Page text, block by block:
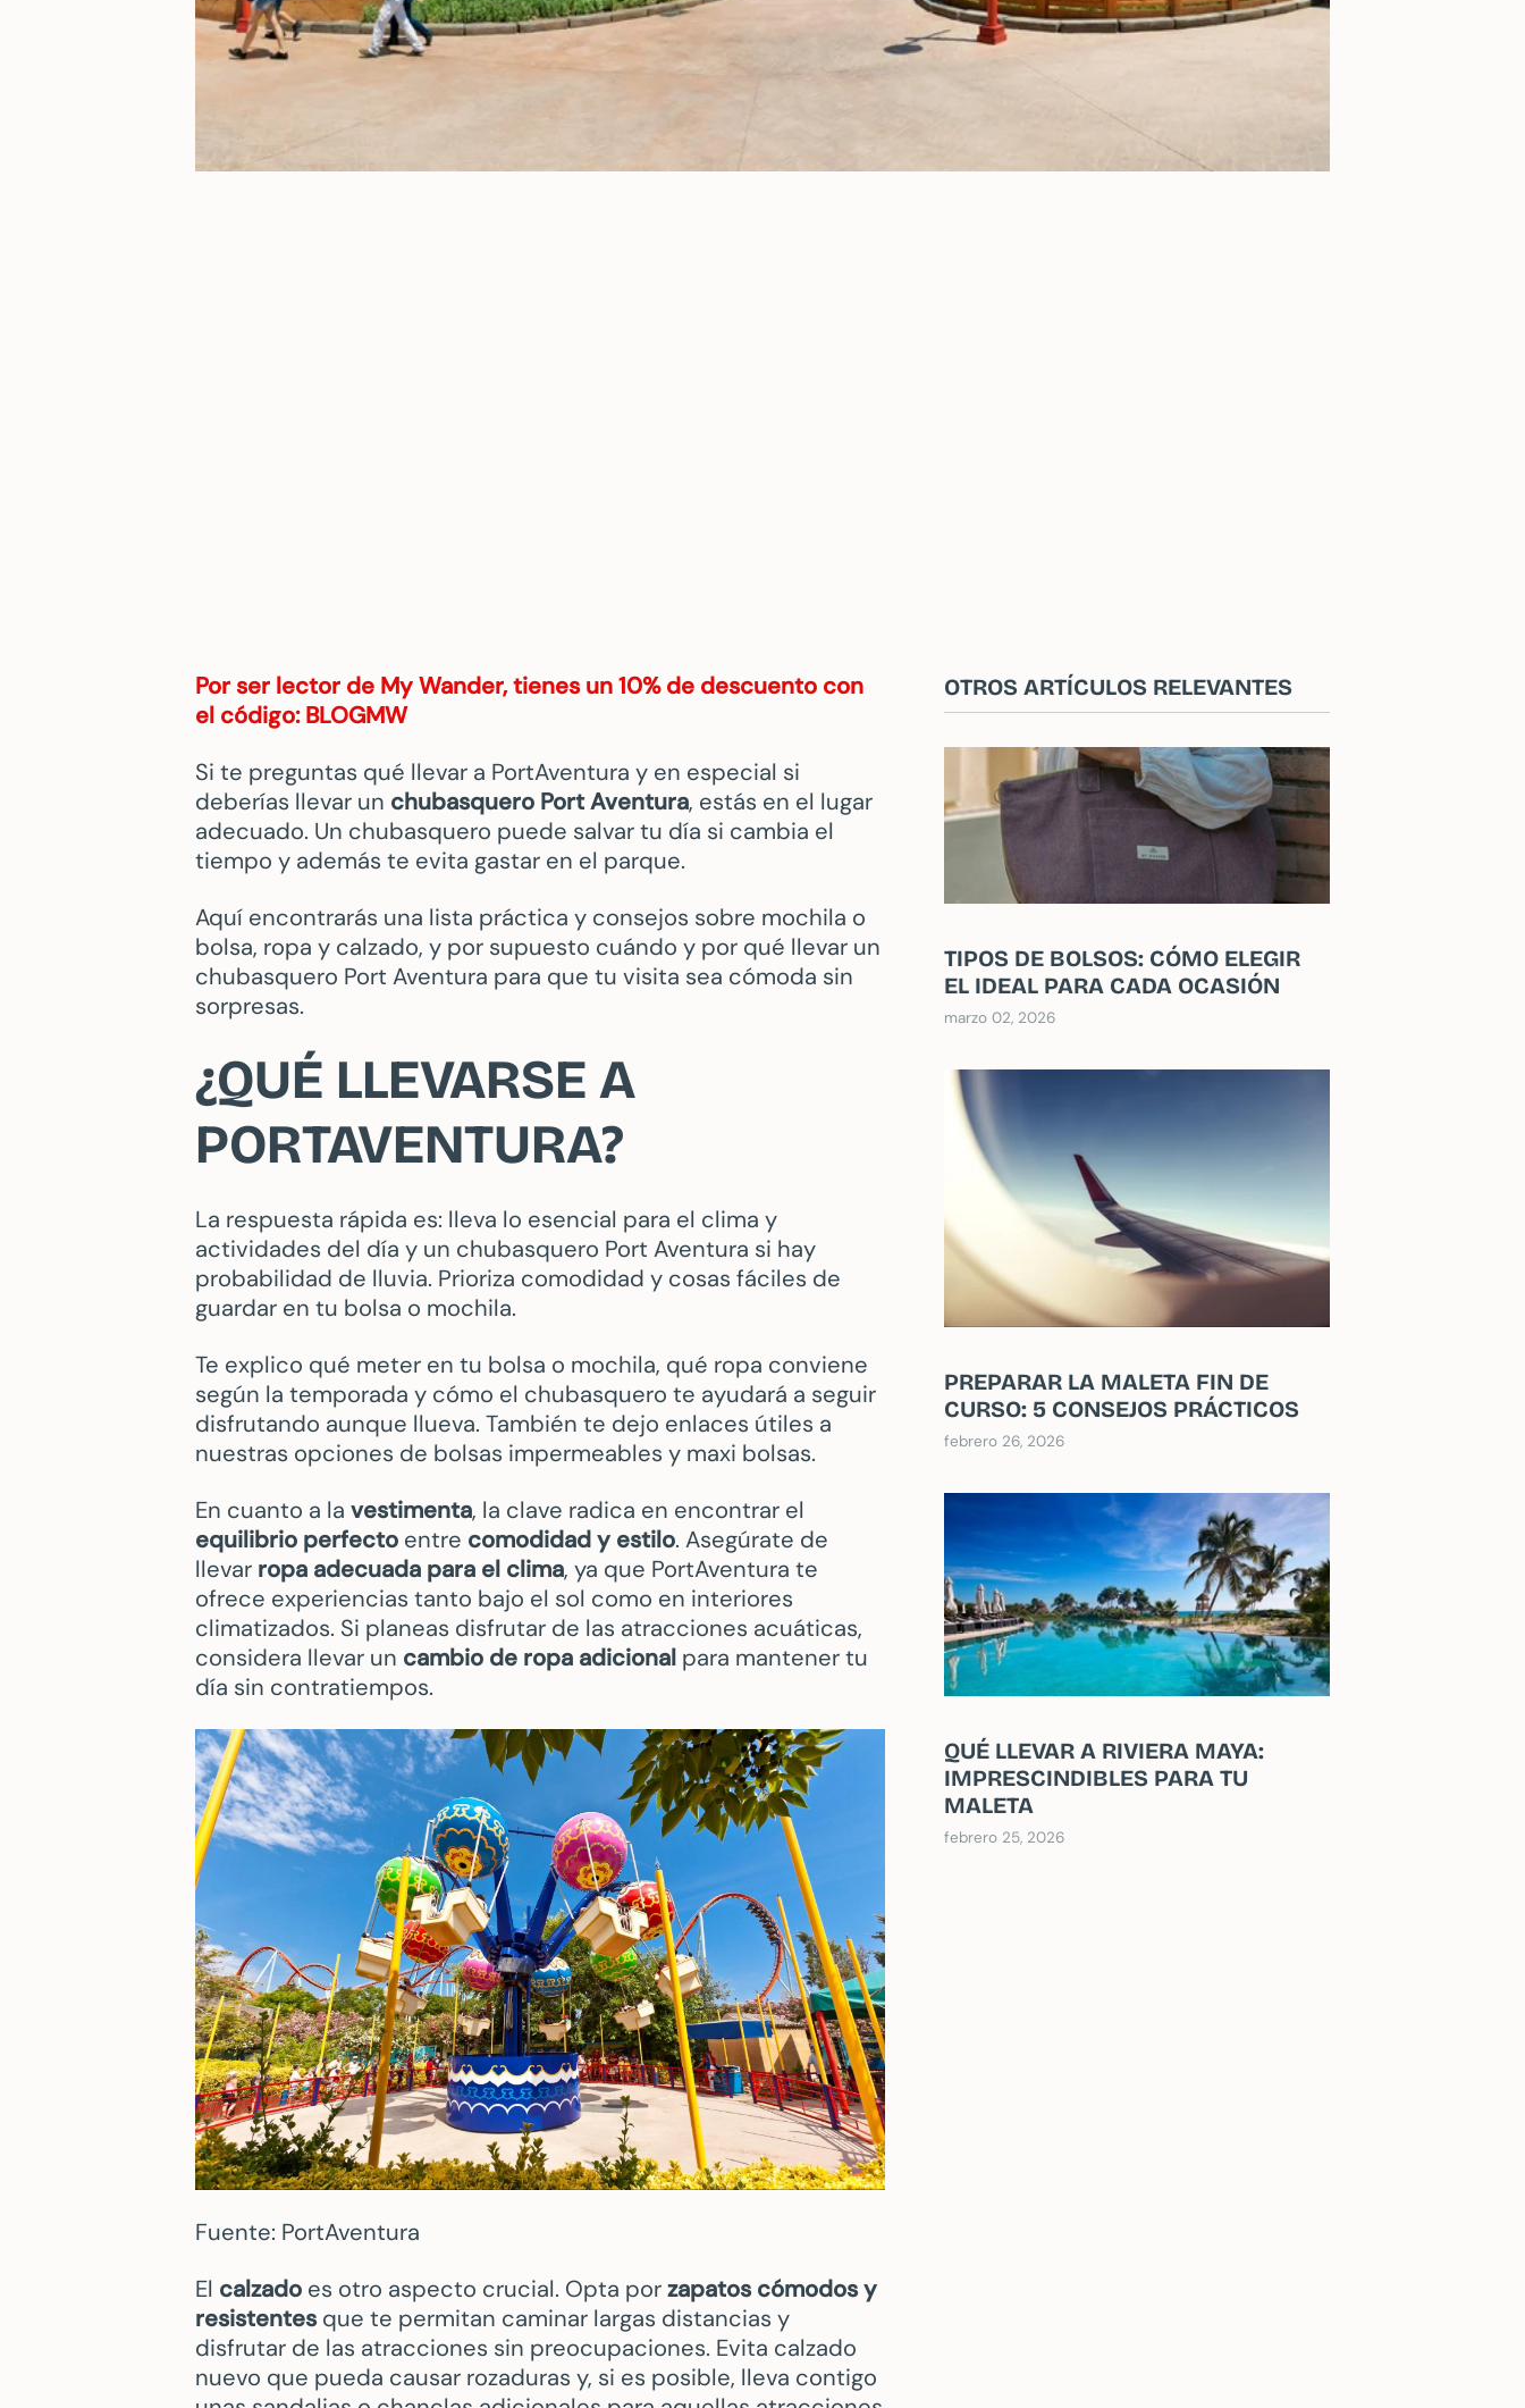
Por ser lector de My Wander, tienes un 10% de descuento con
el código: BLOGMW
Si te preguntas qué llevar a PortAventura y en especial si
deberías llevar un chubasquero Port Aventura, estás en el lugar
adecuado. Un chubasquero puede salvar tu día si cambia el
tiempo y además te evita gastar en el parque.
Aquí encontrarás una lista práctica y consejos sobre mochila o
bolsa, ropa y calzado, y por supuesto cuándo y por qué llevar un
chubasquero Port Aventura para que tu visita sea cómoda sin
sorpresas.
¿QUÉ LLEVARSE A
PORTAVENTURA?
La respuesta rápida es: lleva lo esencial para el clima y
actividades del día y un chubasquero Port Aventura si hay
probabilidad de lluvia. Prioriza comodidad y cosas fáciles de
guardar en tu bolsa o mochila.
Te explico qué meter en tu bolsa o mochila, qué ropa conviene
según la temporada y cómo el chubasquero te ayudará a seguir
disfrutando aunque llueva. También te dejo enlaces útiles a
nuestras opciones de bolsas impermeables y maxi bolsas.
En cuanto a la vestimenta, la clave radica en encontrar el
equilibrio perfecto entre comodidad y estilo. Asegúrate de
llevar ropa adecuada para el clima, ya que PortAventura te
ofrece experiencias tanto bajo el sol como en interiores
climatizados. Si planeas disfrutar de las atracciones acuáticas,
considera llevar un cambio de ropa adicional para mantener tu
día sin contratiempos.
Fuente: PortAventura
El calzado es otro aspecto crucial. Opta porzapatos cómodos y
resistentesque te permitan caminar largas distancias y
disfrutar de las atracciones sin preocupaciones. Evita calzado
nuevo que pueda causar rozaduras y, si es posible, lleva contigo
OTROS ARTÍCULOS RELEVANTES
TIPOS DE BOLSOS: CÓMO ELEGIR
EL IDEAL PARA CADA OCASIÓN
marzo 02, 2026
PREPARAR LA MALETA FIN DE
CURSO: 5 CONSEJOS PRÁCTICOS
febrero 26, 2026
QUÉ LLEVAR A RIVIERA MAYA:
IMPRESCINDIBLES PARA TU
MALETA
febrero 25, 2026